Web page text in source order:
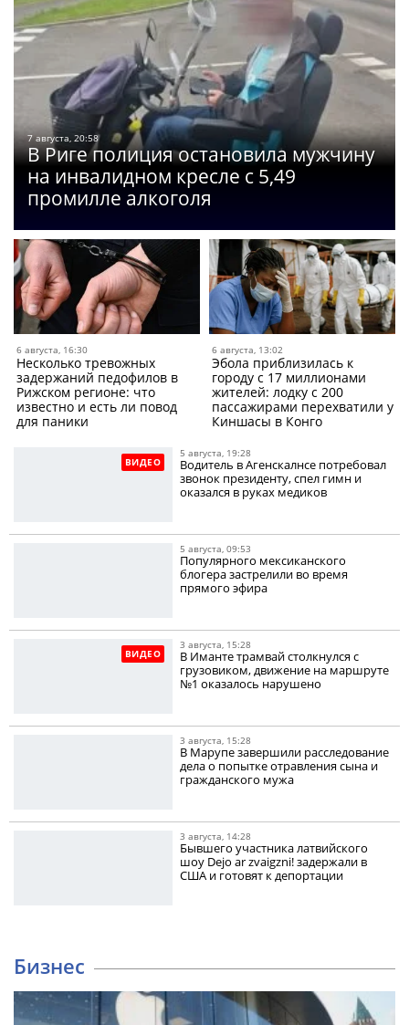
7 августа, 20:58
В Риге полиция остановила мужчину
на инвалидном кресле с 5,49
промилле алкоголя
6 августа, 16:30
Несколько тревожных
задержаний педофилов в
Рижском регионе: что
известно и есть ли повод
для паники
6 августа, 13:02
Эбола приблизилась к
городу с 17 миллионами
жителей: лодку с 200
пассажирами перехватили у
Киншасы в Конго
ВИДЕО
5 августа, 19:28
Водитель в Агенскалнсе потребовал
звонок президенту, спел гимн и
оказался в руках медиков
5 августа, 09:53
Популярного мексиканского
блогера застрелили во время
прямого эфира
ВИДЕО
3 августа, 15:28
В Иманте трамвай столкнулся с
грузовиком, движение на маршруте
№1 оказалось нарушено
3 августа, 15:28
В Марупе завершили расследование
дела о попытке отравления сына и
гражданского мужа
3 августа, 14:28
Бывшего участника латвийского
шоу Dejo ar zvaigzni! задержали в
США и готовят к депортации
Бизнес